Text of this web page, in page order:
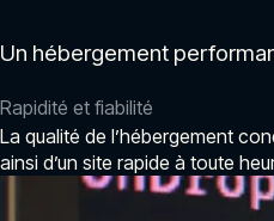
Un hébergement
Rapidité et fiabilité
La qualité de l’hébergement
ainsi d’un site rapide à toute